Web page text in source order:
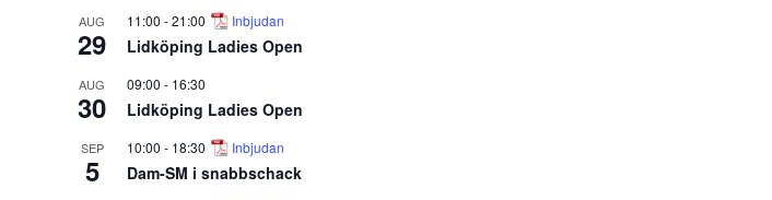
AUG
29
11:00 -21:00 Inbjudan
Lidköping Ladies Open
AUG
30
09:00 - 16:30
Lidköping Ladies Open
SEP
5
10:00 - 18:30 Inbjudan
Dam-SM i snabbschack